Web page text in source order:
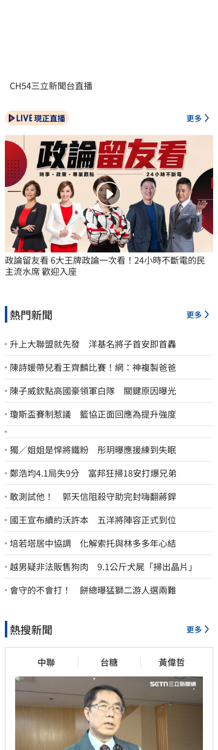
CH54三立新聞台直播
現正直播 更多
政論留友看 6大王牌政論一次看！24小時不斷電的民
主流水席 歡迎入座
熱門新聞 更多
升上大聯盟就先發 洋基名將子首安即首轟
陳詩媛帶兒看王齊麟比賽！網：神複製爸爸
陳子威欽點高國豪領軍白隊 關鍵原因曝光
瓊斯盃賽制惹議 籃協正面回應為提升強度
獨／姐姐是悍將鐵粉 彤玥曝應援練到失眠
鄭浩均4.1局失9分 富邦狂掃18安打爆兄弟
敢測試他！ 郭天信阻殺守助完封嗨翻蔣銲
國王宣布續約沃許本 五洋將陣容正式到位
培若塔居中協調 化解索托與林多多年心結
越男疑非法販售狗肉 9.1公斤犬屍「掃出晶片」
會守的不會打！ 餅總曝猛獅二游人選兩難
熱搜新聞 更多
中聯 台糖 黃偉哲